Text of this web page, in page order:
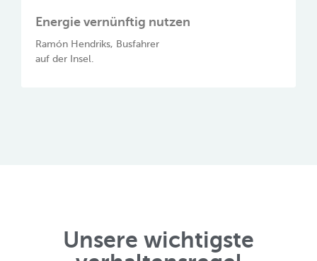
Energie vernünftig nutzen
Ramón Hendriks, Busfahrer
auf der Insel.
Unsere wichtigste